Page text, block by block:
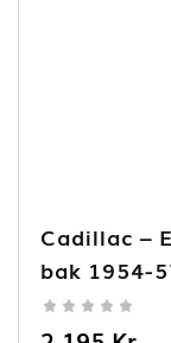
Cadillac –
bak 1954-
0.00